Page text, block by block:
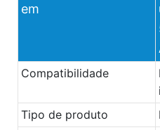
em
Compatibilidade
Tipo de produto